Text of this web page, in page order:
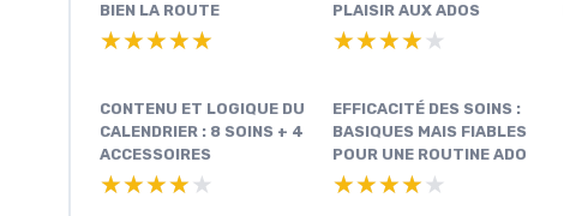
BIEN LA ROUTE
★★★★★
★★★★★
PLAISIR AUX ADOS
★★★★★
★★★★★
CONTENU ET LOGIQUE DU
CALENDRIER : 8 SOINS + 4
ACCESSOIRES
★★★★★
★★★★★
EFFICACITÉ DES SOINS :
BASIQUES MAIS FIABLES
POUR UNE ROUTINE ADO
★★★★★
★★★★★